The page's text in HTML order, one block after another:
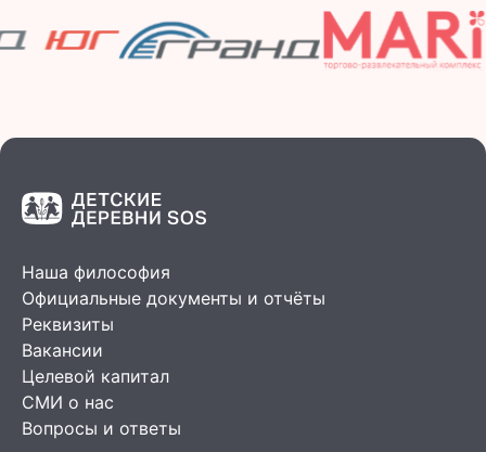
Наша философия
Официальные документы и отчёты
Реквизиты
Вакансии
Целевой капитал
СМИ о нас
Вопросы и ответы